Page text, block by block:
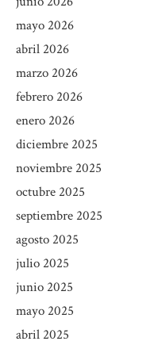
mayo 2026
abril 2026
marzo 2026
febrero 2026
enero 2026
diciembre 2025
noviembre 2025
octubre 2025
septiembre 2025
agosto 2025
julio 2025
junio 2025
mayo 2025
abril 2025